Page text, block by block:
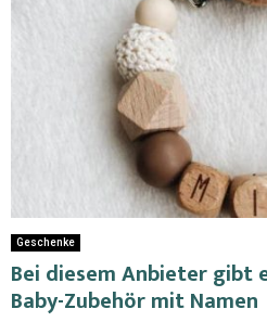
Geschenke
Bei diesem Anbieter gibt
Baby-Zubehör mit Namen